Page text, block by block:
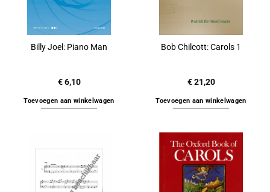
Billy Joel: Piano Man
€6,10
Toevoegen aan winkelwagen
Bob Chilcott: Carols 1
€21,20
Toevoegen aan winkelwagen